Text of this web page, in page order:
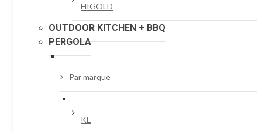
HIGOLD
OUTDOOR KITCHEN + BBQ
PERGOLA
Par marque
KE